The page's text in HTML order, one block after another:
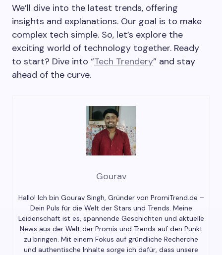
We’ll dive into the latest trends, offering
insights and explanations. Our goal is to make
complex tech simple. So, let’s explore the
exciting world of technology together. Ready
to start? Dive into “Tech Trendery” and stay
ahead of the curve.
Gourav
Hallo! Ich bin Gourav Singh, Gründer von PromiTrend.de –
Dein Puls für die Welt der Stars und Trends. Meine
Leidenschaft ist es, spannende Geschichten und aktuelle
News aus der Welt der Promis und Trends auf den Punkt
zu bringen. Mit einem Fokus auf gründliche Recherche
und authentische Inhalte sorge ich dafür, dass unsere